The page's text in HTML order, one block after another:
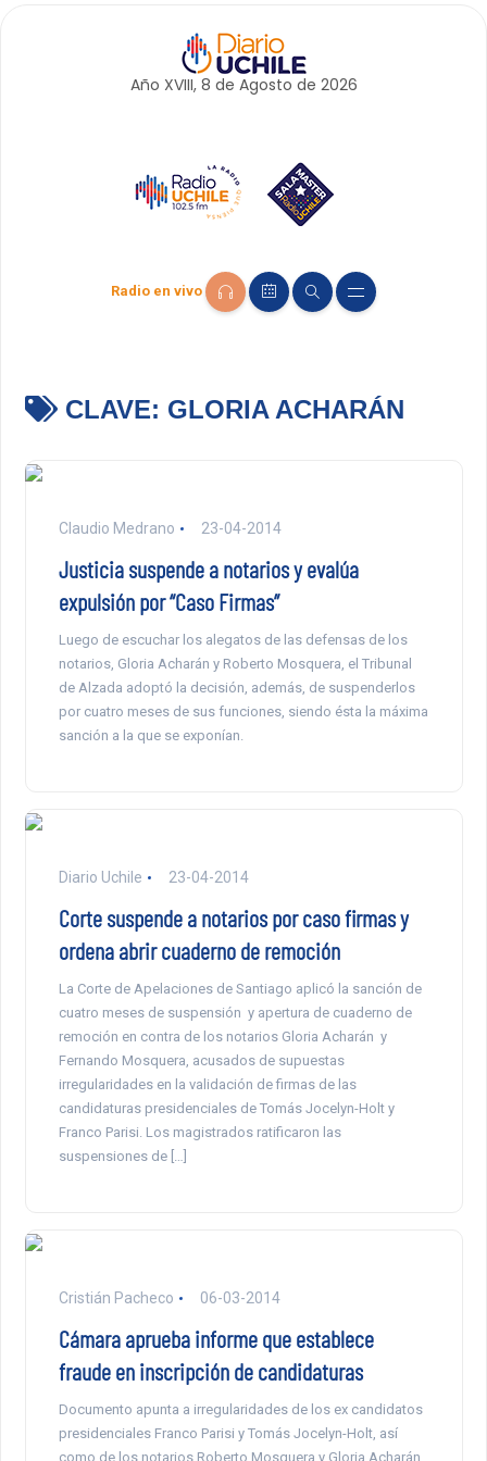
Año XVIII, 8 de Agosto de 2026
Radio en vivo
CLAVE: GLORIA ACHARÁN
Claudio Medrano 23-04-2014
Justicia suspende a notarios y evalúa
expulsión por “Caso Firmas”
Luego de escuchar los alegatos de las defensas de los
notarios, Gloria Acharán y Roberto Mosquera, el Tribunal
de Alzada adoptó la decisión, además, de suspenderlos
por cuatro meses de sus funciones, siendo ésta la máxima
sanción a la que se exponían.
Diario Uchile 23-04-2014
Corte suspende a notarios por caso firmas y
ordena abrir cuaderno de remoción
La Corte de Apelaciones de Santiago aplicó la sanción de
cuatro meses de suspensión y apertura de cuaderno de
remoción en contra de los notarios Gloria Acharán y
Fernando Mosquera, acusados de supuestas
irregularidades en la validación de firmas de las
candidaturas presidenciales de Tomás Jocelyn-Holt y
Franco Parisi. Los magistrados ratificaron las
suspensiones de […]
Cristián Pacheco 06-03-2014
Cámara aprueba informe que establece
fraude en inscripción de candidaturas
Documento apunta a irregularidades de los ex candidatos
presidenciales Franco Parisi y Tomás Jocelyn-Holt, así
como de los notarios Roberto Mosquera y Gloria Acharán.